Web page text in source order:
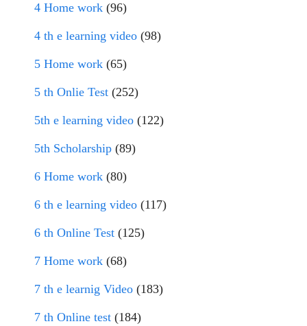
4 Home work (96)
4 th e learning video (98)
5 Home work (65)
5 th Onlie Test (252)
5th e learning video (122)
5th Scholarship (89)
6 Home work (80)
6 th e learning video (117)
6 th Online Test (125)
7 Home work (68)
7 th e learnig Video (183)
7 th Online test (184)